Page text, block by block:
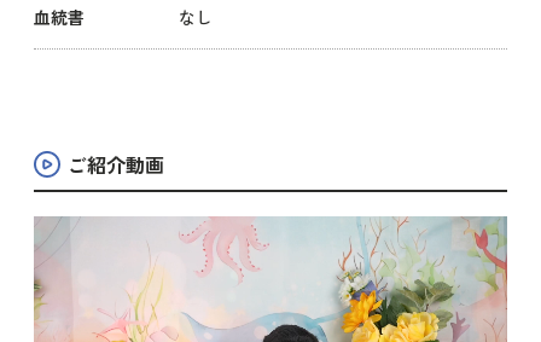
血統書 なし
ご紹介動画